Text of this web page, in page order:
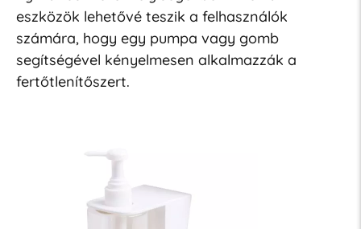
eszközök lehetővé teszik a felhasználók
számára, hogy egy pumpa vagy gomb
segítségével kényelmesen alkalmazzák a
fertőtlenítőszert.